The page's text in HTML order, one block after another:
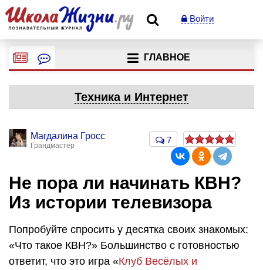
Войти
ГЛАВНОЕ
Техника и Интернет
Магдалина Гросс
Грандмастер
7
Не пора ли начинать КВН?
Из истории телевизора
Попробуйте спросить у десятка своих знакомых:
«Что такое КВН?» Большинство с готовностью
ответит, что это игра «Клуб Весёлых и